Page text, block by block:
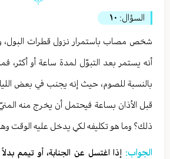
السؤال: ١٠
شخص مصاب باستمرار نزول قطرات
أنه يستمر بعد التبوّل لمدة ساعة أو
بالنسبة للصوم، حيث إنه يجنب في بعض
قبل الأذان بساعة فيحتمل أن يخرج منه
ذلك؟ وما هو تكليفه لكي يدخل عليه الوقت
الجواب: إذا اغتسل عن الجنابة، أو تيمم